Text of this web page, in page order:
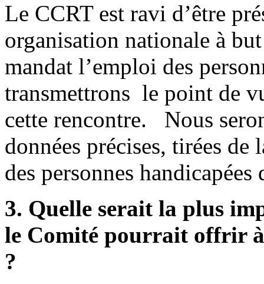
Le CCRT est ravi d’être
organisation nationale à
mandat l’emploi des
transmettrons le point de
cette rencontre. Nous
données précises, tirées
des personnes
3. Quelle serait la plus
le Comité pourrait offrir
?